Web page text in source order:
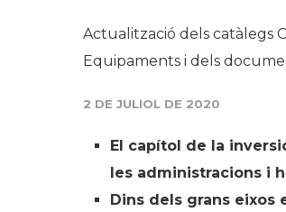
Actualització dels catàlegs
Equipaments i dels
2 DE JULIOL DE 2020
El capítol de la
les administracions i
Dins dels grans eixos